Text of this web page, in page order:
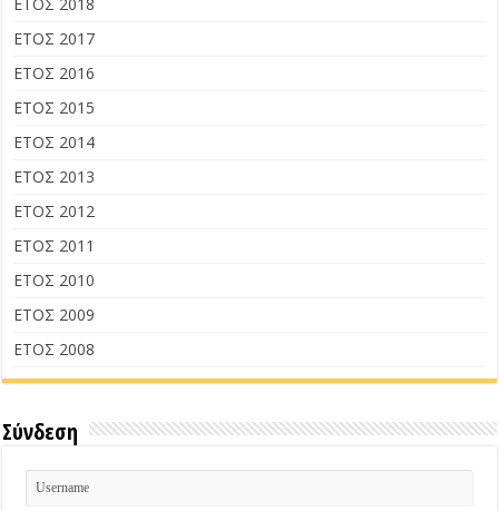
ΕΤΟΣ 2018
ΕΤΟΣ 2017
ΕΤΟΣ 2016
ΕΤΟΣ 2015
ΕΤΟΣ 2014
ΕΤΟΣ 2013
ΕΤΟΣ 2012
ΕΤΟΣ 2011
ΕΤΟΣ 2010
ΕΤΟΣ 2009
ΕΤΟΣ 2008
Σύνδεση